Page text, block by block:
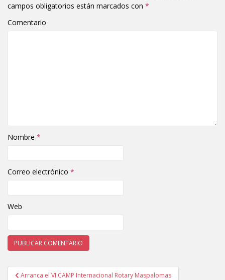
campos obligatorios están marcados con *
Comentario
Nombre *
Correo electrónico *
Web
Arranca el VI CAMP Internacional Rotary Maspalomas